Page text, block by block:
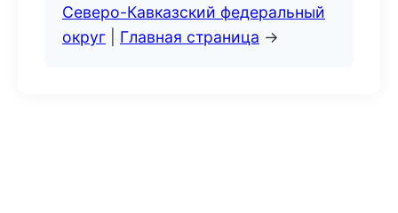
Северо-Кавказский федеральный
округ
Главная страница →